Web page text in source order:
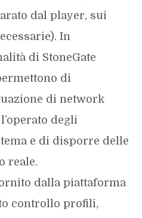
dal player, sui
In
di StoneGate
di
di network
degli
e di disporre delle
reale.
dalla piattaforma
controllo profili,